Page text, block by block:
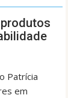
produtos
Patrícia
em